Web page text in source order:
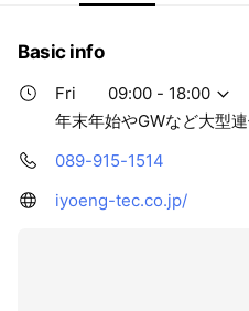
Basic info
Fri
09:00 - 18:00
年末年始やGWなど大型
089-915-1514
iyoeng-tec.co.jp/